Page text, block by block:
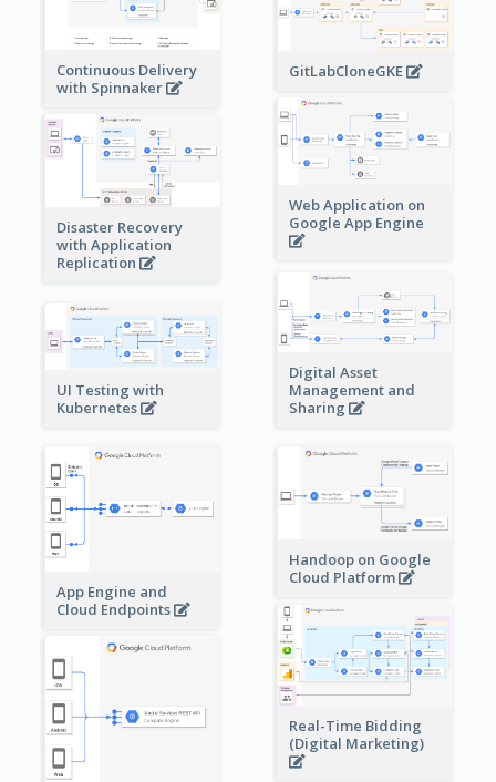
Continuous Delivery
with Spinnaker
GitLabCloneGKE
Web Application on
Google App Engine
Disaster Recovery
with Application
Replication
Digital Asset
Management and
Sharing
UI Testing with
Kubernetes
App Engine and
Cloud Endpoints
Handoop on Google
Cloud Platform
Real-Time Bidding
(Digital Marketing)